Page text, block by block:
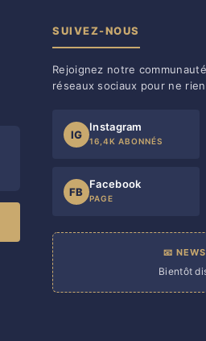
SUIVEZ-NOUS
Rejoignez notre
réseaux sociaux pour ne
IG
Instagram
16,4K ABONNÉS
FB
Facebook
PAGE
📧
Bientôt